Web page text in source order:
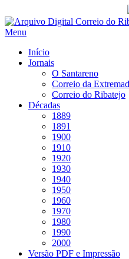
Saltar
para
Menu
Início
Jornais
O Santareno
Correio da
Correio do Ribatejo
Décadas
1889
1891
1900
1910
1920
1930
1940
1950
1960
1970
1980
1990
2000
Versão PDF e Impressão